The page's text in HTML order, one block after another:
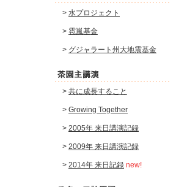
> 水プロジェクト
> 雹嵐基金
> グジャラート州大地震基金
> 共に成長すること
> Growing Together
> 2005年 来日講演記録
> 2009年 来日講演記録
> 2014年 来日記録 new!